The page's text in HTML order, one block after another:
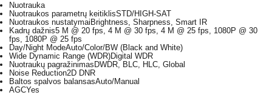
Nuotrauka
Nuotraukos parametrų keitiklisSTD/HIGH-SAT
Nuotraukos nustatymai Brightness, Sharpness, Smart IR
Kadrų dažnis5 M @ 20 fps, 4 M @ 30 fps, 4 M @ 25 fps, 1080P @ 30
fps, 1080P @ 25 fps
Day/Night ModeAuto/Color/BW (Black and White)
Wide Dynamic Range (WDR)Digital WDR
Nuotraukų pagražinimas DWDR, BLC, HLC, Global
Noise Reduction2D DNR
Baltos spalvos balansasAuto/Manual
AGCYes